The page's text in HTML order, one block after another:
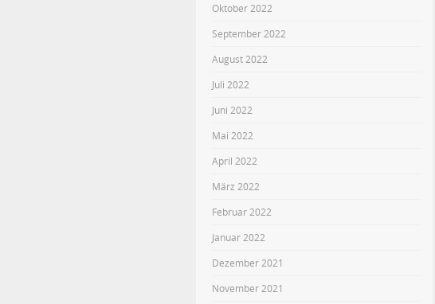
Oktober 2022
September 2022
August 2022
Juli 2022
Juni 2022
Mai 2022
April 2022
März 2022
Februar 2022
Januar 2022
Dezember 2021
November 2021